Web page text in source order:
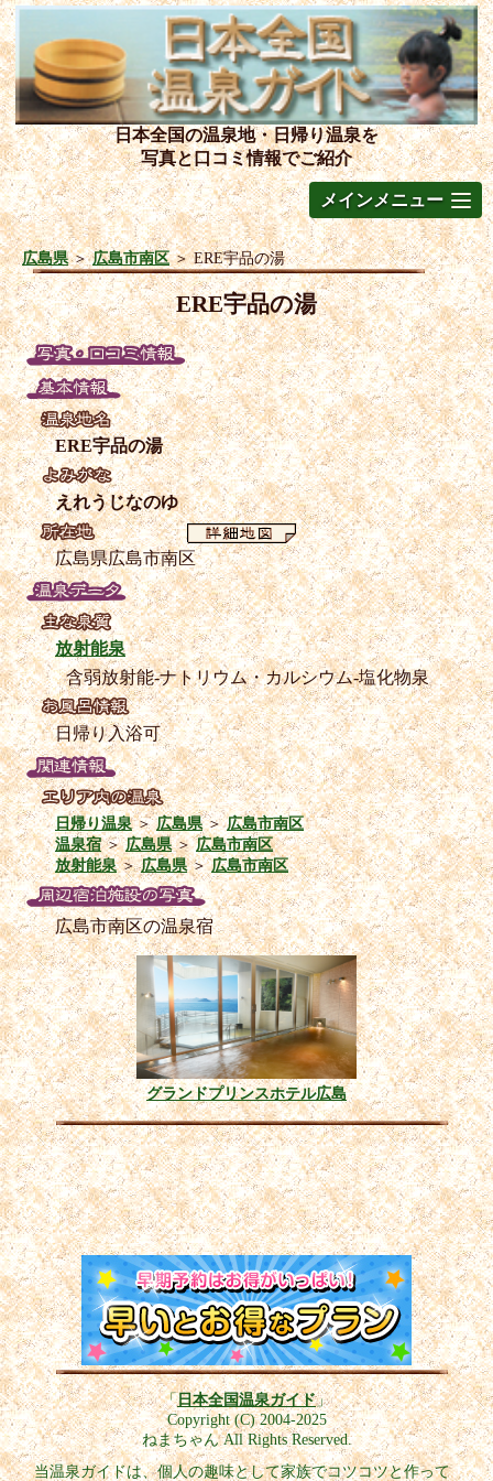
日本全国の温泉地・日帰り温泉を
写真と口コミ情報でご紹介
メインメニュー
広島県＞広島市南区＞ERE宇品の湯
ERE宇品の湯
ERE宇品の湯
えれうじなのゆ
広島県広島市南区
放射能泉
含弱放射能-ナトリウム・カルシウム-塩化物泉
日帰り入浴可
日帰り温泉＞広島県＞広島市南区
温泉宿＞広島県＞広島市南区
放射能泉＞広島県＞広島市南区
広島市南区の温泉宿
グランドプリンスホテル広島
「日本全国温泉ガイド」
Copyright (C) 2004-2025
ねまちゃん All Rights Reserved.
当温泉ガイドは、個人の趣味として家族でコツコツと作って